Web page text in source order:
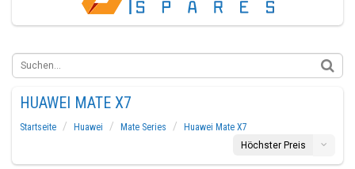
HUAWEI MATE X7
Startseite Huawei Mate Series
Huawei Mate X7
Höchster Preis